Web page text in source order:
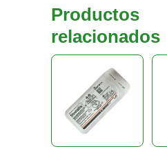
Productos
relacionados